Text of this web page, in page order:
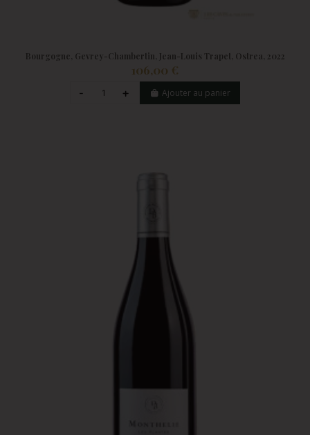
Bourgogne, Gevrey-Chambertin, Jean-Louis Trapet, Ostrea, 2022
106,00 €
Ajouter au panier